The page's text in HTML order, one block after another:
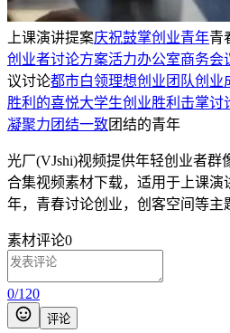
上课演讲提案庆祝鼓掌创业青年青
创业者讨论方案活力办公室商务会
议讨论都市白领理想创业团队创业
胜利的喜悦大学生创业胜利击掌讨
凝聚力 团结一致团结的青年
光厂(VJshi)视频提供年轻创业者群
合集视频素材下载，适用于 上课
年，青春讨论创业，创客空间等主
素材评论0
0/120
评论